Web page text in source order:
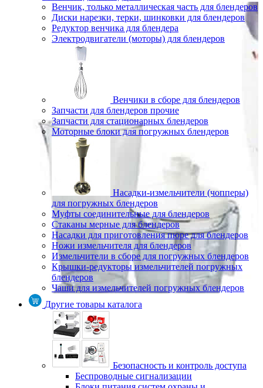
Венчик, только металлическая часть для блендеров
Диски нарезки, терки, шинковки для блендеров
Редуктор венчика для блендера
Электродвигатели (моторы) для блендеров
Венчики в сборе для блендеров
Запчасти для блендеров прочие
Запчасти для стационарных блендеров
Моторные блоки для погружных блендеров
Насадки-измельчители (чопперы)
для погружных блендеров
Муфты соединительные для блендеров
Стаканы мерные для блендеров
Насадки для приготовления пюре для блендеров
Ножи измельчителя для блендеров
Измельчители в сборе для погружных блендеров
Крышки-редукторы измельчителей погружных
блендеров
Чаши для измельчителей погружных блендеров
Другие товары каталога
Безопасность и контроль доступа
Беспроводные сигнализации